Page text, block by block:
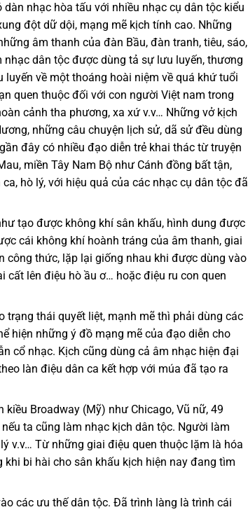
nhạc hòa tấu với nhiều nhạc cụ dân tộc kiểu
đột dữ dội, mạng mẽ kịch tính cao. Những
âm thanh của đàn Bầu, đàn tranh, tiêu, sáo,
dân tộc được dùng tả sự lưu luyến, thương
về một thoáng hoài niệm về quá khứ tuổi
quen thuộc đối với con người Việt nam trong
cảnh tha phương, xa xứ v.v… Những vở kịch
những câu chuyện lịch sử, dã sử đều dùng
đây có nhiều đạo diễn trẻ khai thác từ truyện
miền Tây Nam Bộ như Cánh đồng bất tận,
hò lý, với hiệu quả của các nhạc cụ dân tộc đã
tạo được không khí sân khấu, hình dung được
cái không khí hoành tráng của âm thanh, giai
thức, lặp lại giống nhau khi được dùng vào
cất lên điệu hò ầu ơ… hoặc điệu ru con quen
thái quyết liệt, mạnh mẽ thì phải dùng các
hiện những ý đồ mạng mẽ của đạo diễn cho
cổ nhạc. Kịch cũng dùng cả âm nhạc hiện đại
làn điệu dân ca kết hợp với múa đã tạo ra
Broadway (Mỹ) như Chicago, Vũ nữ, 49
ta cũng làm nhạc kịch dân tộc. Người làm
v.v… Từ những giai điệu quen thuộc lặm là hóa
bi hài cho sân khấu kịch hiện nay đang tìm
các ưu thế dân tộc. Đã trình làng là trình cái